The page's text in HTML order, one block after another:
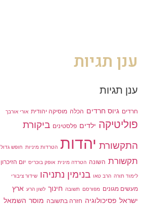
ענן תגיות
ענן תגיות
חרדים גיוס חרדים הכלה מוסיקה יהודית אורי אורבך
פוליטיקה ילדים פלסטינים ביקורת
התקשורת יהדות הטרדות מיניות חופש גדול
תקשורת השונה הטרדה מינית אופק בוכריס יום הזיכרון
לימוד תורה הרב טאו בנימין נתניהו שידור ציבורי
מעשים מגונים מפורסם תשובה חינוך לשון הרע ארץ
ישראל פסיכולוגיה חזרה בתשובה מוסר השמאל